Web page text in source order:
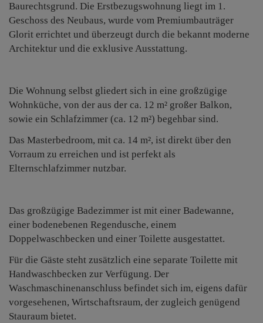
Baurechtsgrund. Die Erstbezugswohnung liegt im 1.
Geschoss des Neubaus, wurde vom Premiumbauträger
Glorit errichtet und überzeugt durch die bekannt moderne
Architektur und die exklusive Ausstattung.
Die Wohnung selbst gliedert sich in eine großzügige
Wohnküche, von der aus der ca. 12 m² großer Balkon,
sowie ein Schlafzimmer (ca. 12 m²) begehbar sind.
Das Masterbedroom, mit ca. 14 m², ist direkt über den
Vorraum zu erreichen und ist perfekt als
Elternschlafzimmer nutzbar.
Das großzügige Badezimmer ist mit einer Badewanne,
einer bodenebenen Regendusche, einem
Doppelwaschbecken und einer Toilette ausgestattet.
Für die Gäste steht zusätzlich eine separate Toilette mit
Handwaschbecken zur Verfügung. Der
Waschmaschinenanschluss befindet sich im, eigens dafür
vorgesehenen, Wirtschaftsraum, der zugleich genügend
Stauraum bietet.